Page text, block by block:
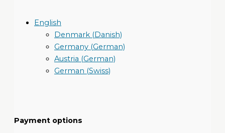
English
Denmark (Danish)
Germany (German)
Austria (German)
German (Swiss)
Payment options